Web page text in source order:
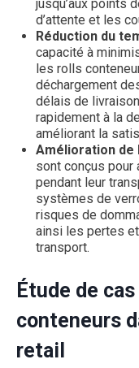
jusqu’aux points
d’attente et les
Réduction du
capacité à
les rolls
déchargement
délais de
rapidement à la
améliorant la
Amélioration de
sont conçus
pendant leur
systèmes de
risques de
ainsi les pertes
transport.
Étude de
conteneurs
retail